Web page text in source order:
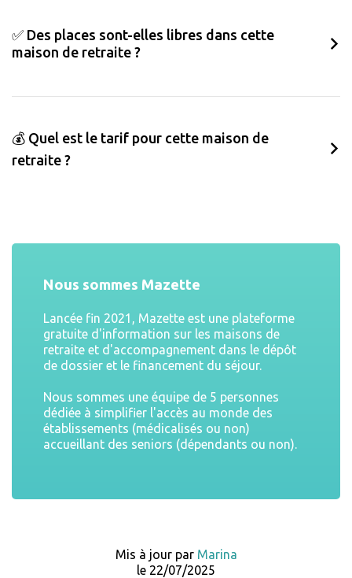
✅ Des places sont-elles libres dans cette
maison de retraite ?
💰 Quel est le tarif pour cette maison de
retraite ?
Nous sommes Mazette
Lancée fin 2021, Mazette est une plateforme
gratuite d'information sur les maisons de
retraite et d'accompagnement dans le dépôt
de dossier et le financement du séjour.
Nous sommes une équipe de 5 personnes
dédiée à simplifier l'accès au monde des
établissements (médicalisés ou non)
accueillant des seniors (dépendants ou non).
Mis à jour par Marina
le 22/07/2025